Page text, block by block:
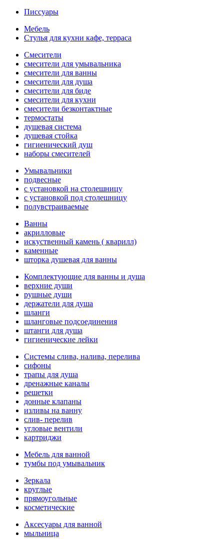
Писсуары
Мебель
Стулья для кухни кафе, терраса
Смесители
смесители для умывальника
смесители для ванны
смесители для душа
смесители для биде
смесители для кухни
смесители безконтактные
термостаты
душевая система
душевая стойка
гигиенический душ
наборы смесителей
Умывальники
подвесные
с установкой на столешницу
с установкой под столешницу
полувстраиваемые
Ванны
акрилловые
искуственный камень ( кварилл)
каменные
шторка душевая для ванны
Комплектующие для ванны и душа
верхние души
рушные души
держатели для душа
шланги
шланговые подсоединения
штанги для душа
гигиенические лейки
Системы слива, налива, перелива
cифоны
трапы для душа
дренажные каналы
решетки
донные клапаны
изливы на ванну
слив- перелив
угловые вентили
картриджи
Мебель для ванной
тумбы под умывальник
Зеркала
круглые
прямоугольные
косметические
Аксесуары для ванной
мыльница